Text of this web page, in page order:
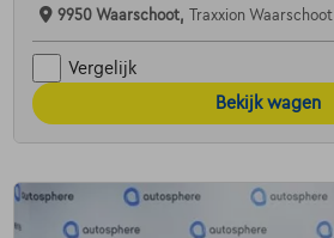
9950 Waarschoot, Traxxion Waarschoot
Vergelijk
Bekijk wagen